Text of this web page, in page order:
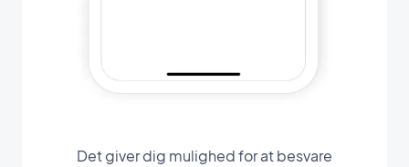
Det giver dig mulighed for at besvare